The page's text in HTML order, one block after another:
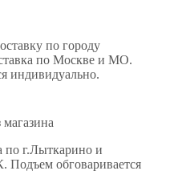
по городу
по Москве и МО.
индивидуально.
по г.Лыткарино и
обговаривается